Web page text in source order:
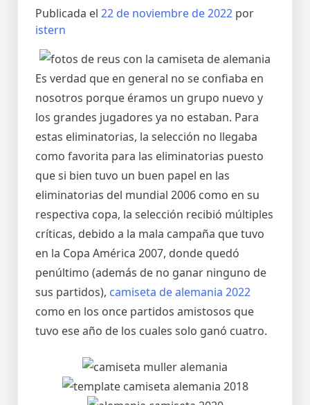
Publicada el 22 de noviembre de 2022 por
istern
Es verdad que en general no se confiaba en
nosotros porque éramos un grupo nuevo y
los grandes jugadores ya no estaban. Para
estas eliminatorias, la selección no llegaba
como favorita para las eliminatorias puesto
que si bien tuvo un buen papel en las
eliminatorias del mundial 2006 como en su
respectiva copa, la selección recibió múltiples
críticas, debido a la mala campaña que tuvo
en la Copa América 2007, donde quedó
penúltimo (además de no ganar ninguno de
sus partidos), camiseta de alemania 2022
como en los once partidos amistosos que
tuvo ese año de los cuales solo ganó cuatro.